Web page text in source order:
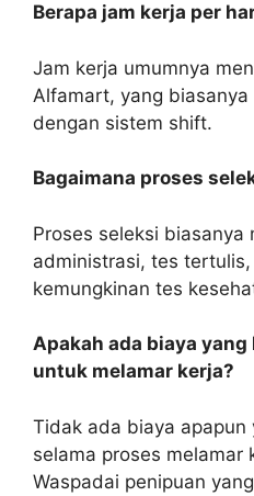
Berapa jam kerja per
Jam kerja umumnya
Alfamart, yang
dengan sistem shift.
Bagaimana proses
Proses seleksi biasanya
administrasi, tes
kemungkinan tes
Apakah ada biaya
untuk melamar kerja?
Tidak ada biaya apapun
selama proses melamar
Waspadai penipuan